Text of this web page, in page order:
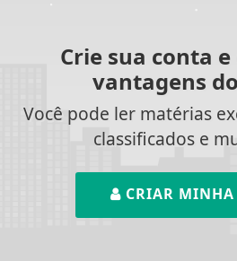
Crie sua conta
vantagens
Você pode ler matérias
classificados e
CRIAR MINHA